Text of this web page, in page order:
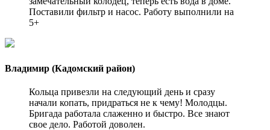
Поставили фильтр и насос. Работу выполнили на
5+
Владимир (Кадомский район)
Кольца привезли на следующий день и сразу
начали копать, придраться не к чему! Молодцы.
Бригада работала слаженно и быстро. Все знают
свое дело. Работой доволен.